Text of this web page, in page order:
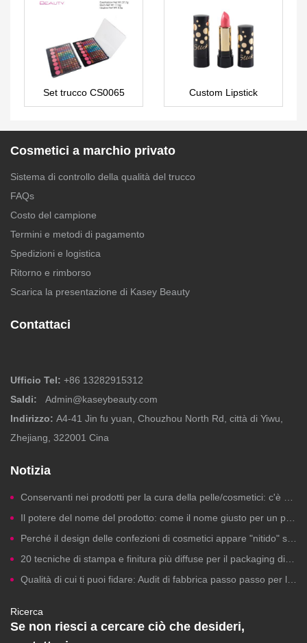
private label ES0377
Set trucco CS0065
Custom Lipstick
LS0325
Cosmetici a marchio privato
Sistema di controllo della qualità del trucco
FAQs
Costo del campione
Termini e metodi di pagamento
Spedizioni e logistica
Ritorno e rimborso
Scarica la presentazione di Kasey Beauty
Contattaci
Ufficio Tel: +86 13282915312
Saldi:
Admin@kaseybeauty.com
Indirizzo: A4-41 Jin fu yuan, Chouzhou North Rd, città di Yiwu,
Zhejiang, 322001 Cina
Notizia
Conservanti nei prodotti per la cura della pelle/cosmetici: c'è motivo di preoccuparsi?
Il potere del nome del prodotto: come il nome giusto per un prodotto di bellezza genera clic, fiducia e vendite.
Perché il design delle confezioni di cosmetici appare "nitido" sui computer ma risulta scadente in stampa?
20 tecniche di stampa e finitura più diffuse per il packaging di cosmetici a marchio privato
Qualità di cui ti puoi fidare: Audit di fabbrica passo passo per la produzione di cosmetici a marchio privato
Ricerca
Se non riesci a cercare ciò che desideri,